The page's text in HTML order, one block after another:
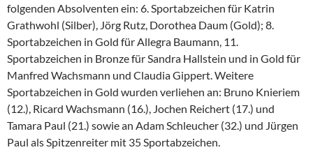
folgenden Absolventen ein: 6. Sportabzeichen für Katrin
Grathwohl (Silber), Jörg Rutz, Dorothea Daum (Gold); 8.
Sportabzeichen in Gold für Allegra Baumann, 11.
Sportabzeichen in Bronze für Sandra Hallstein und in Gold für
Manfred Wachsmann und Claudia Gippert. Weitere
Sportabzeichen in Gold wurden verliehen an: Bruno Knieriem
(12.), Ricard Wachsmann (16.), Jochen Reichert (17.) und
Tamara Paul (21.) sowie an Adam Schleucher (32.) und Jürgen
Paul als Spitzenreiter mit 35 Sportabzeichen.